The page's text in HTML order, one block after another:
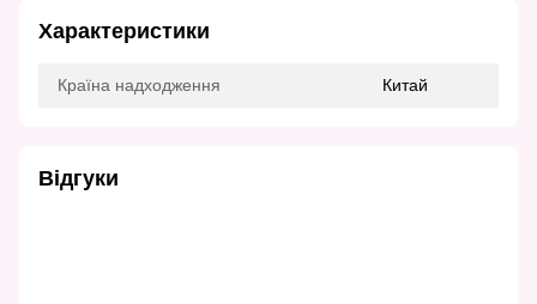
Характеристики
Країна надходження Китай
Відгуки